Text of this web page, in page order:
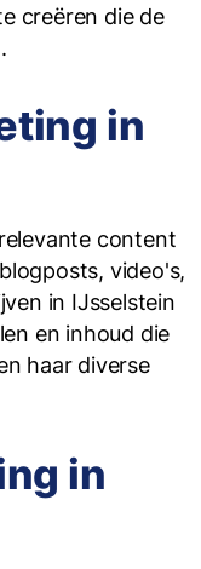
creëren die de
in
content
video's,
in IJsselstein
en inhoud die
haar diverse
in